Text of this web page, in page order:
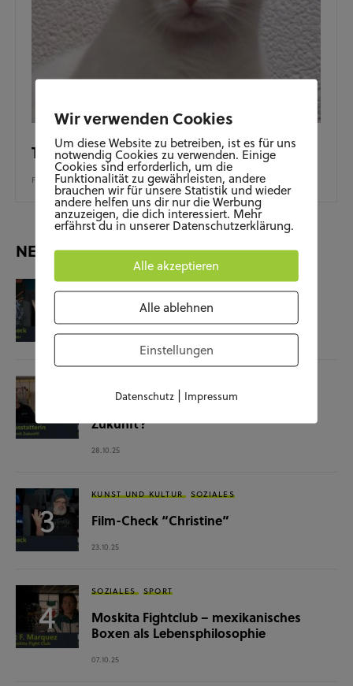
Tierschutzverein Lehre e.V.
FEBRUAR 1, 2019
NEUESTE BEITRÄGE
KUNST UND KULTUR SOZIALES
Film-Check “The Terminator”
04.11.25
Raumausstatterin – (k)ein Beruf mit
Zukunft?
28.10.25
KUNST UND KULTUR SOZIALES
Film-Check “Christine”
23.10.25
SOZIALES SPORT
Moskita Fightclub – mexikanisches
Boxen als Lebensphilosophie
07.10.25
Wir verwenden Cookies
Um diese Website zu betreiben, ist es für uns
notwendig Cookies zu verwenden. Einige
Cookies sind erforderlich, um die
Funktionalität zu gewährleisten, andere
brauchen wir für unsere Statistik und wieder
andere helfen uns dir nur die Werbung
anzuzeigen, die dich interessiert. Mehr
erfährst du in unserer Datenschutzerklärung.
Alle akzeptieren
Alle ablehnen
Einstellungen
Datenschutz| Impressum